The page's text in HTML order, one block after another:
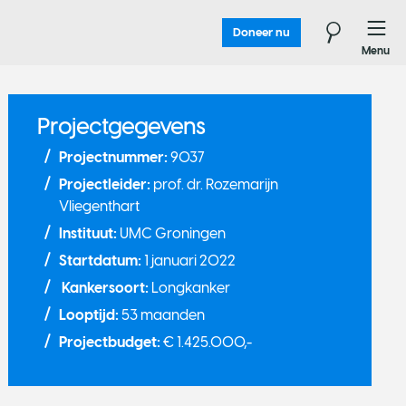
Doneer nu
Menu
Projectgegevens
Projectnummer: 9037
Projectleider: prof. dr. Rozemarijn
Vliegenthart
Instituut: UMC Groningen
Startdatum: 1 januari 2022
Kankersoort: Longkanker
Looptijd: 53 maanden
Projectbudget: € 1.425.000,-